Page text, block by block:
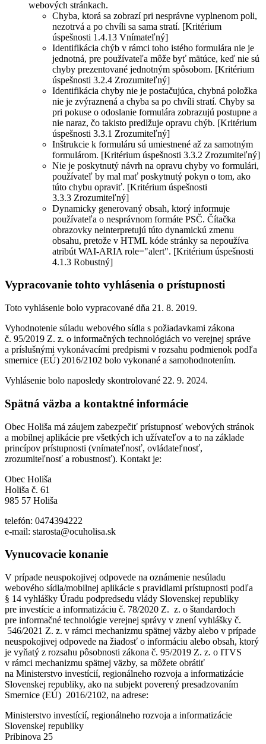
webových stránkach.
Chyba, ktorá sa zobrazí pri nesprávne vyplnenom poli,
nezotrvá a po chvíli sa sama stratí. [Kritérium
úspešnosti 1.4.13 Vnímateľný]
Identifikácia chýb v rámci toho istého formulára nie je
jednotná, pre používateľa môže byť mätúce, keď nie sú
chyby prezentované jednotným spôsobom. [Kritérium
úspešnosti 3.2.4 Zrozumiteľný]
Identifikácia chyby nie je postačujúca, chybná položka
nie je zvýraznená a chyba sa po chvíli stratí. Chyby sa
pri pokuse o odoslanie formulára zobrazujú postupne a
nie naraz, čo takisto predlžuje opravu chýb. [Kritérium
úspešnosti 3.3.1 Zrozumiteľný]
Inštrukcie k formuláru sú umiestnené až za samotným
formulárom. [Kritérium úspešnosti 3.3.2 Zrozumiteľný]
Nie je poskytnutý návrh na opravu chyby vo formulári,
používateľ by mal mať poskytnutý pokyn o tom, ako
túto chybu opraviť. [Kritérium úspešnosti
3.3.3 Zrozumiteľný]
Dynamicky generovaný obsah, ktorý informuje
používateľa o nesprávnom formáte PSČ. Čítačka
obrazovky neinterpretujú túto dynamickú zmenu
obsahu, pretože v HTML kóde stránky sa nepoužíva
atribút WAI-ARIA role="alert". [Kritérium úspešnosti
4.1.3 Robustný]
Vypracovanie tohto vyhlásenia o prístupnosti
Toto vyhlásenie bolo vypracované dňa 21. 8. 2019.
Vyhodnotenie súladu webového sídla s požiadavkami zákona
č. 95/2019 Z. z. o informačných technológiách vo verejnej správe
a príslušnými vykonávacími predpismi v rozsahu podmienok podľa
smernice (EÚ) 2016/2102 bolo vykonané a samohodnotením.
Vyhlásenie bolo naposledy skontrolované 22. 9. 2024.
Spätná väzba a kontaktné informácie
Obec Holiša má záujem zabezpečiť prístupnosť webových stránok
a mobilnej aplikácie pre všetkých ich užívateľov a to na základe
princípov prístupnosti (vnímateľnosť, ovládateľnosť,
zrozumiteľnosť a robustnosť). Kontakt je:
Obec Holiša
Holiša č. 61
985 57 Holiša
telefón: 0474394222
e-mail: starosta@ocuholisa.sk
Vynucovacie konanie
V prípade neuspokojivej odpovede na oznámenie nesúladu
webového sídla/mobilnej aplikácie s pravidlami prístupnosti podľa
§ 14 vyhlášky Úradu podpredsedu vlády Slovenskej republiky
pre investície a informatizáciu č. 78/2020 Z. z. o štandardoch
pre informačné technológie verejnej správy v znení vyhlášky č.
546/2021 Z. z. v rámci mechanizmu spätnej väzby alebo v prípade
neuspokojivej odpovede na žiadosť o informáciu alebo obsah, ktorý
je vyňatý z rozsahu pôsobnosti zákona č. 95/2019 Z. z. o ITVS
v rámci mechanizmu spätnej väzby, sa môžete obrátiť
na Ministerstvo investícií, regionálneho rozvoja a informatizácie
Slovenskej republiky, ako na subjekt poverený presadzovaním
Smernice (EÚ) 2016/2102, na adrese:
Ministerstvo investícií, regionálneho rozvoja a informatizácie
Slovenskej republiky
Pribinova 25